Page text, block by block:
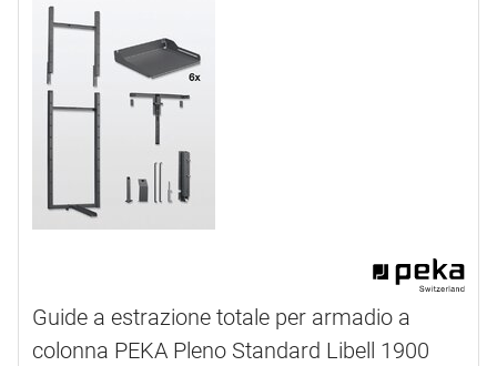
Guide a estrazione totale per armadio a
colonna PEKA Pleno Standard Libell 1900